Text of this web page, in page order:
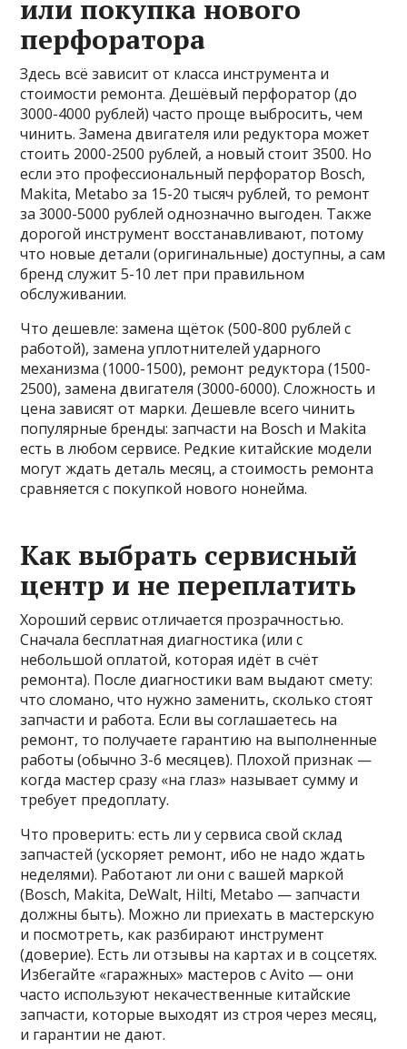
или покупка нового
перфоратора
Здесь всё зависит от класса инструмента и
стоимости ремонта. Дешёвый перфоратор (до
3000-4000 рублей) часто проще выбросить, чем
чинить. Замена двигателя или редуктора может
стоить 2000-2500 рублей, а новый стоит 3500. Но
если это профессиональный перфоратор Bosch,
Makita, Metabo за 15-20 тысяч рублей, то ремонт
за 3000-5000 рублей однозначно выгоден. Также
дорогой инструмент восстанавливают, потому
что новые детали (оригинальные) доступны, а сам
бренд служит 5-10 лет при правильном
обслуживании.
Что дешевле: замена щёток (500-800 рублей с
работой), замена уплотнителей ударного
механизма (1000-1500), ремонт редуктора (1500-
2500), замена двигателя (3000-6000). Сложность и
цена зависят от марки. Дешевле всего чинить
популярные бренды: запчасти на Bosch и Makita
есть в любом сервисе. Редкие китайские модели
могут ждать деталь месяц, а стоимость ремонта
сравняется с покупкой нового нонейма.
Как выбрать сервисный
центр и не переплатить
Хороший сервис отличается прозрачностью.
Сначала бесплатная диагностика (или с
небольшой оплатой, которая идёт в счёт
ремонта). После диагностики вам выдают смету:
что сломано, что нужно заменить, сколько стоят
запчасти и работа. Если вы соглашаетесь на
ремонт, то получаете гарантию на выполненные
работы (обычно 3-6 месяцев). Плохой признак —
когда мастер сразу «на глаз» называет сумму и
требует предоплату.
Что проверить: есть ли у сервиса свой склад
запчастей (ускоряет ремонт, ибо не надо ждать
неделями). Работают ли они с вашей маркой
(Bosch, Makita, DeWalt, Hilti, Metabo — запчасти
должны быть). Можно ли приехать в мастерскую
и посмотреть, как разбирают инструмент
(доверие). Есть ли отзывы на картах и в соцсетях.
Избегайте «гаражных» мастеров с Avito — они
часто используют некачественные китайские
запчасти, которые выходят из строя через месяц,
и гарантии не дают.